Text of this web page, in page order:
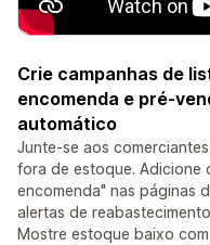
Crie campanhas de
encomenda e pré-
automático
Junte-se aos
fora de estoque. Adicione
encomenda" nas páginas
alertas de
Mostre estoque baixo